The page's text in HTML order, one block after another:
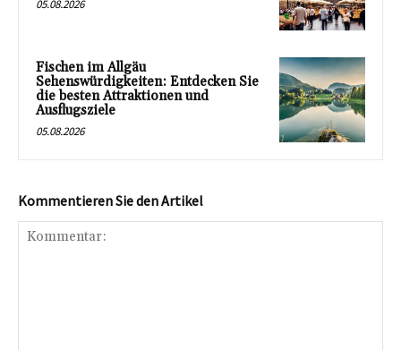
05.08.2026
Fischen im Allgäu
Sehenswürdigkeiten: Entdecken Sie
die besten Attraktionen und
Ausflugsziele
05.08.2026
Kommentieren Sie den Artikel